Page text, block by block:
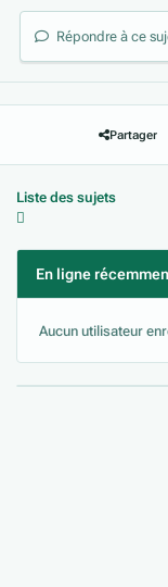
Répondre à ce
Partager
Liste des sujets
En ligne
Aucun utilisateur